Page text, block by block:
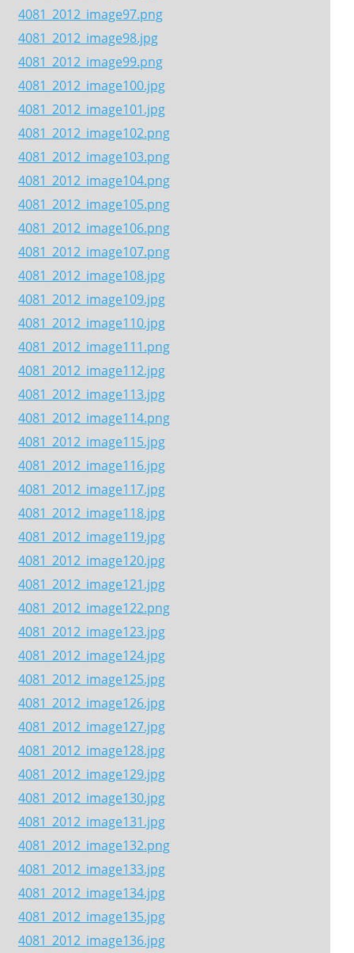
4081_2012_image97.png
4081_2012_image98.jpg
4081_2012_image99.png
4081_2012_image100.jpg
4081_2012_image101.jpg
4081_2012_image102.png
4081_2012_image103.png
4081_2012_image104.png
4081_2012_image105.png
4081_2012_image106.png
4081_2012_image107.png
4081_2012_image108.jpg
4081_2012_image109.jpg
4081_2012_image110.jpg
4081_2012_image111.png
4081_2012_image112.jpg
4081_2012_image113.jpg
4081_2012_image114.png
4081_2012_image115.jpg
4081_2012_image116.jpg
4081_2012_image117.jpg
4081_2012_image118.jpg
4081_2012_image119.jpg
4081_2012_image120.jpg
4081_2012_image121.jpg
4081_2012_image122.png
4081_2012_image123.jpg
4081_2012_image124.jpg
4081_2012_image125.jpg
4081_2012_image126.jpg
4081_2012_image127.jpg
4081_2012_image128.jpg
4081_2012_image129.jpg
4081_2012_image130.jpg
4081_2012_image131.jpg
4081_2012_image132.png
4081_2012_image133.jpg
4081_2012_image134.jpg
4081_2012_image135.jpg
4081_2012_image136.jpg